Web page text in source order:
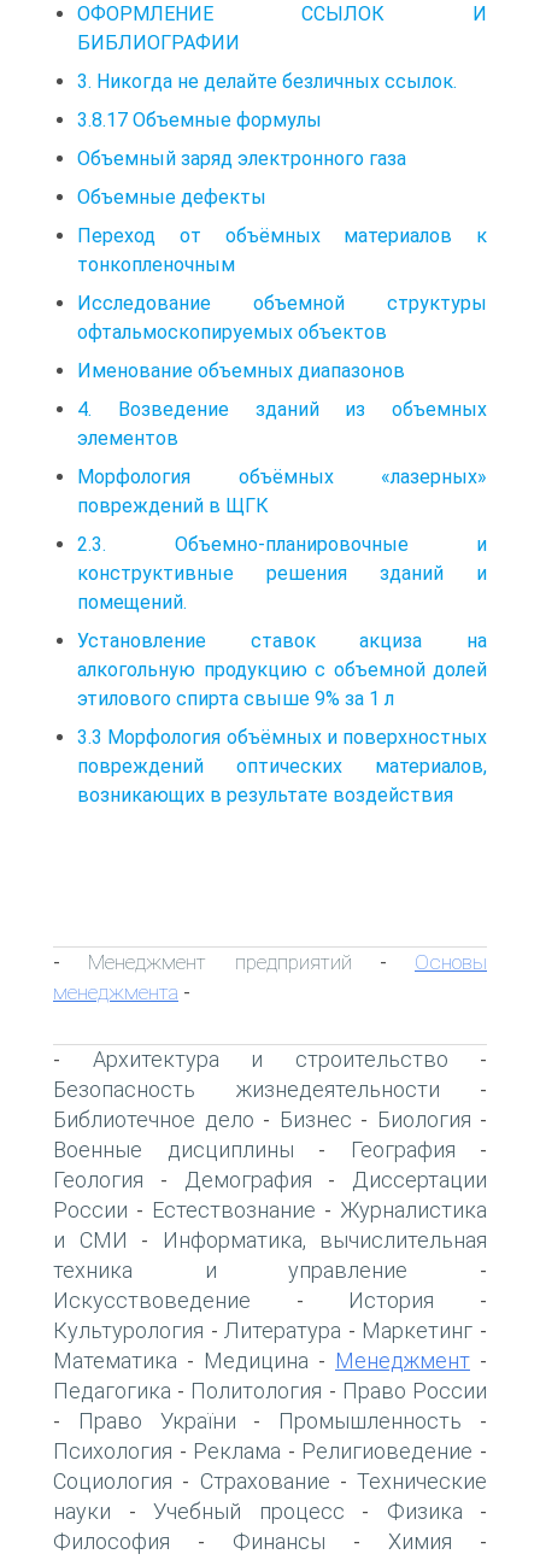
ОФОРМЛЕНИЕ ССЫЛОК И
БИБЛИОГРАФИИ
3. Никогда не делайте безличных ссылок.
3.8.17 Объемные формулы
Объемный заряд электронного газа
Объемные дефекты
Переход от объёмных материалов к
тонкопленочным
Исследование объемной структуры
офтальмоскопируемых объектов
Именование объемных диапазонов
4. Возведение зданий из объемных
элементов
Морфология объёмных «лазерных»
повреждений в ЩГК
2.3. Объемно-планировочные и
конструктивные решения зданий и
помещений.
Установление ставок акциза на
алкогольную продукцию с объемной долей
этилового спирта свыше 9% за 1 л
3.3 Морфология объёмных и поверхностных
повреждений оптических материалов,
возникающих в результате воздействия
- Менеджмент предприятий - Основы
менеджмента -
- Архитектура и строительство -
Безопасность жизнедеятельности -
Библиотечное дело - Бизнес - Биология -
Военные дисциплины - География -
Геология - Демография -
Диссертации
России - Естествознание - Журналистика
и СМИ -
Информатика, вычислительная
техника и управление -
Искусствоведение - История -
Культурология - Литература - Маркетинг -
Математика - Медицина - Менеджмент -
Педагогика - Политология - Право России
- Право України - Промышленность -
Психология - Реклама - Религиоведение -
Социология - Страхование - Технические
науки - Учебный процесс - Физика -
Философия - Финансы - Химия -